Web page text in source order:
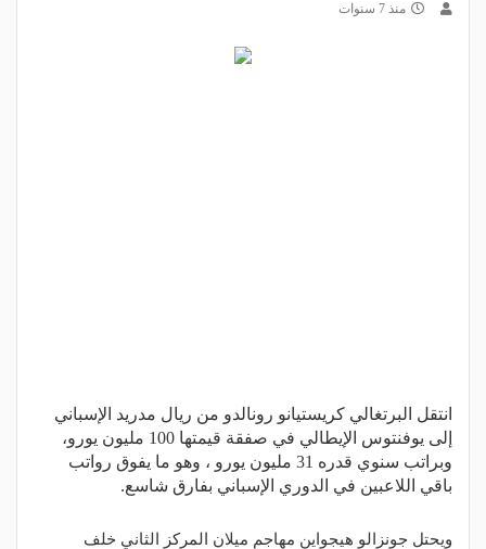
منذ 7 سنوات
انتقل البرتغالي كريستيانو رونالدو من ريال مدريد الإسباني
إلى يوفنتوس الإيطالي في صفقة قيمتها 100 مليون يورو،
وبراتب سنوي قدره 31 مليون يورو ، وهو ما يفوق رواتب
باقي اللاعبين في الدوري الإسباني بفارق شاسع.
ويحتل جونزالو هيجواين مهاجم ميلان المركز الثاني خلف